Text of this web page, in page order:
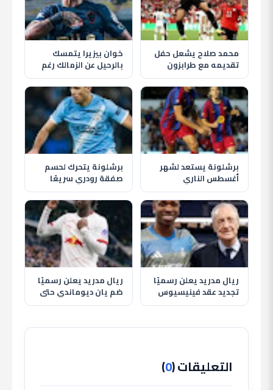
محمد صلاح يشعل حفل
تقديمه مع طرابزون
سبور وسط استقبال
تاريخي للجماهير
خوان بيزيرا يتمسك
بالرحيل عن الزمالك رغم
قرار النادي وغموض
مصيره
برشلونة يستعد لشهر
أغسطس الناري
بمواجهة الأهلي وظهور
حمزة عبد الكريم
برشلونة يتحرك لحسم
صفقة رودري سريعًا
وسط مخاوف من تدخل
ريال مدريد
ريال مدريد يعلن رسميًا
تجديد عقد فينيسيوس
جونيور حتى 2032
ريال مدريد يعلن رسميًا
ضم يان ديوماندي حتى
2033 في أغلى صفقة
التعليقات (0
)